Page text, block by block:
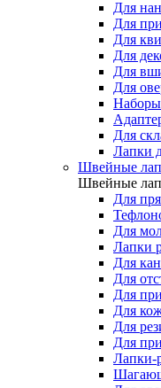
Для
Для
Для
Для
Для
Для
Для
Лапки
Швейные
Швейные
Для
Для
Лапки
Для
Для
Для
Для
Для
Для
Лапки-